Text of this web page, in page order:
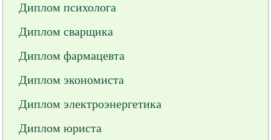
Диплом психолога
Диплом сварщика
Диплом фармацевта
Диплом экономиста
Диплом электроэнергетика
Диплом юриста